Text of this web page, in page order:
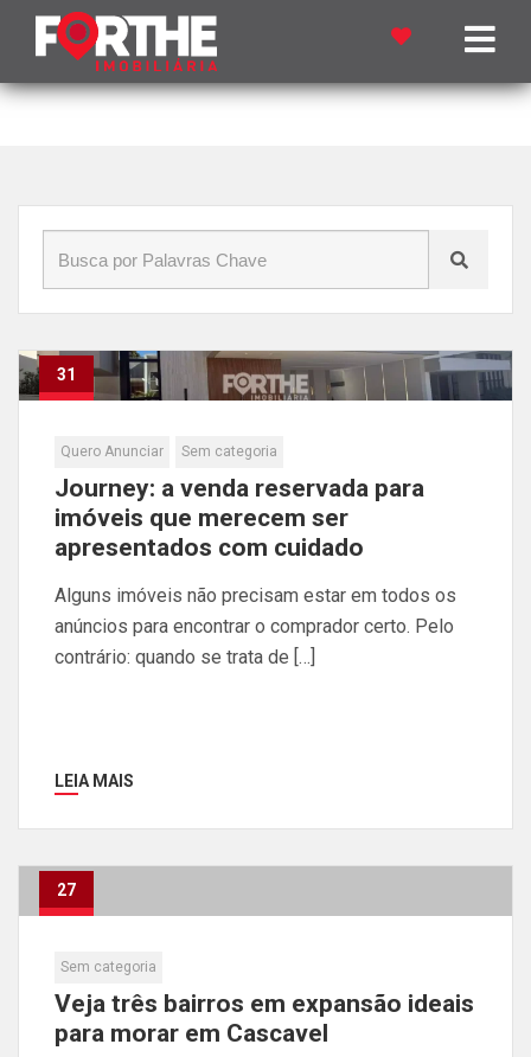
Início»Blog » Mercado imobiliário
31
Quero Anunciar Sem categoria
Journey: a venda reservada para
imóveis que merecem ser
apresentados com cuidado
Alguns imóveis não precisam estar em todos os
anúncios para encontrar o comprador certo. Pelo
contrário: quando se trata de […]
LEIA MAIS
27
Sem categoria
Veja três bairros em expansão ideais
para morar em Cascavel